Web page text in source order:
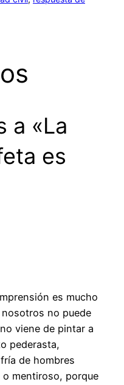
a «La
es
es mucho
no puede
viene de pintar a
pederasta,
de hombres
mentiroso, porque